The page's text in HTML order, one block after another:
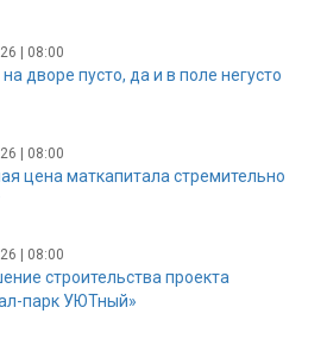
| 08:00
дворе пусто, да и в поле негусто
| 08:00
цена маткапитала стремительно
| 08:00
строительства проекта
парк УЮТный»